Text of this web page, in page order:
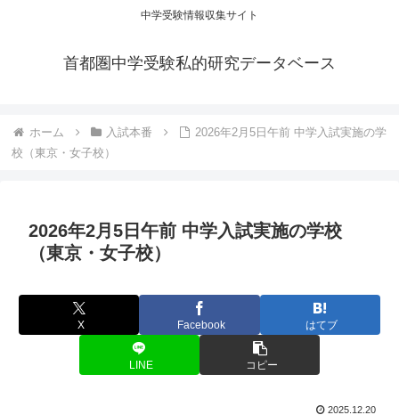
中学受験情報収集サイト
首都圏中学受験私的研究データベース
ホーム 入試本番
2026年2月5日午前 中学入試実施の学
校（東京・女子校）
2026年2月5日午前 中学入試実施の学校
（東京・女子校）
X Facebook はてブ
LINE コピー
2025.12.20